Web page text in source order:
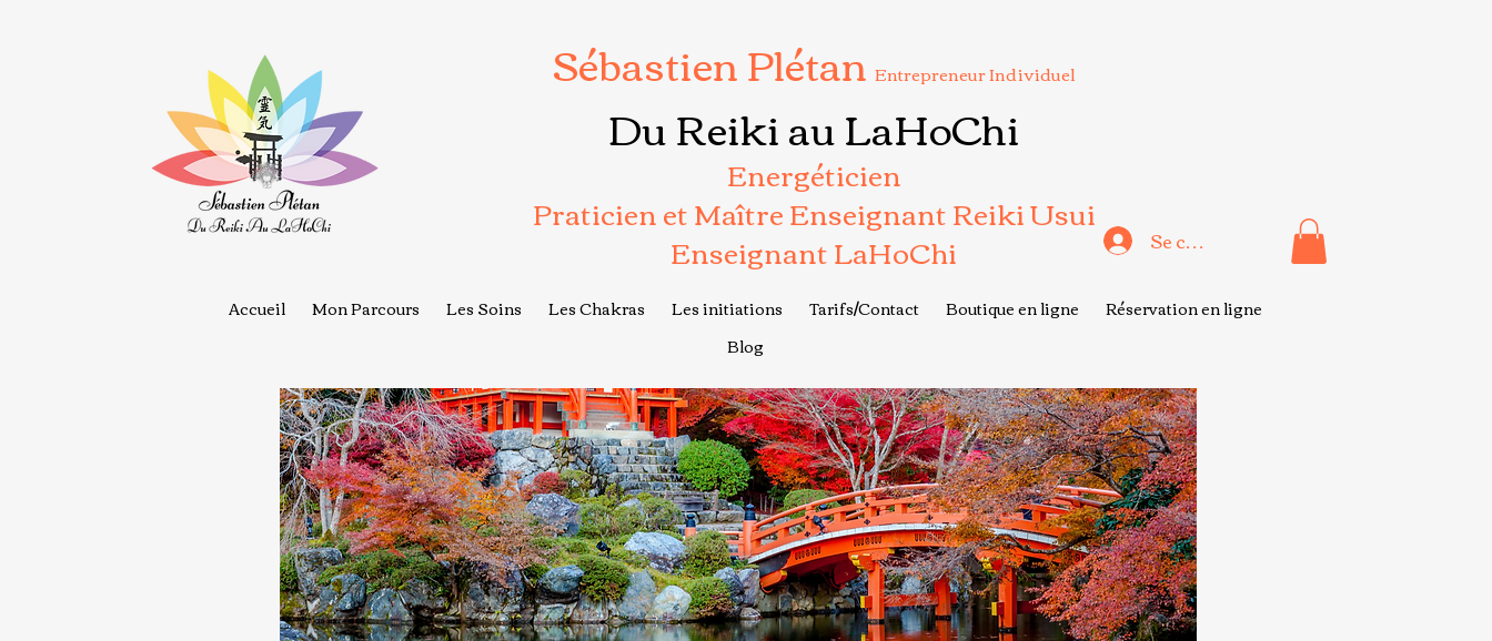
Sébastien Plétan Entrepreneur Individuel
Du Reiki au LaHoChi
Energéticien
Praticien et Maître Enseignant Reiki Usui
Enseignant LaHoChi Se connecter
Accueil Mon Parcours Les Soins Les Chakras Les initiations Tarifs/Contact Boutique en ligne
Réservation en ligne
Blog